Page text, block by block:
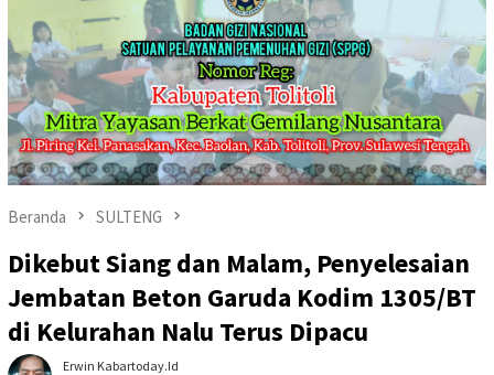
Beranda SULTENG
Dikebut Siang dan Malam, Penyelesaian
Jembatan Beton Garuda Kodim 1305/BT
di Kelurahan Nalu Terus Dipacu
Erwin Kabartoday.id